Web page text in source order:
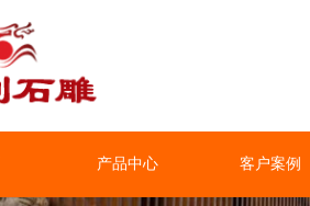
产品中心 客户案例